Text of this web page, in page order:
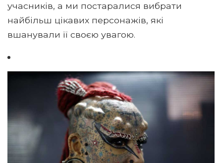
учасників, а ми постаралися вибрати
найбільш цікавих персонажів, які
вшанували її своєю увагою.